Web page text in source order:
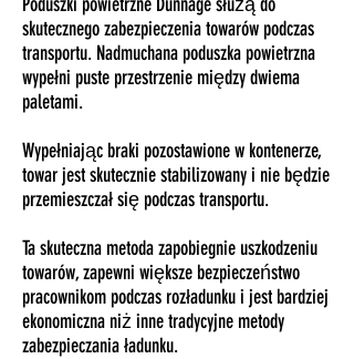
skutecznego zabezpieczenia towarów podczas
transportu. Nadmuchana poduszka powietrzna
wypełni puste przestrzenie między dwiema
paletami.
Wypełniając braki pozostawione w kontenerze,
towar jest skutecznie stabilizowany i nie będzie
przemieszczał się podczas transportu.
Ta skuteczna metoda zapobiegnie uszkodzeniu
towarów, zapewni większe bezpieczeństwo
pracownikom podczas rozładunku i jest bardziej
ekonomiczna niż inne tradycyjne metody
zabezpieczania ładunku.